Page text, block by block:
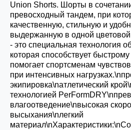
Union Shorts. Шорты в
превосходный тандем, при
качественную, стильную и
выдержанную в одной
- это специальная технология
которая способствует
помогает спортсменам
при интенсивных
экипировка\nатлетический
технологией
влагоотведение\nвысокая
высыхания\nлегкий